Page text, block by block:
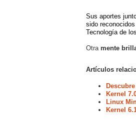
Sus aportes
sido
Tecnología de
Otra mente
Artículos
Kernel
Linux
Kernel